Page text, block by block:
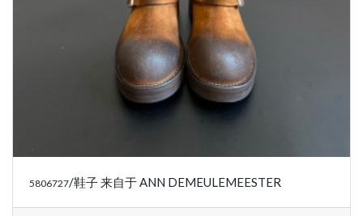
5806727/鞋子 来自于 ANN DEMEULEMEESTER